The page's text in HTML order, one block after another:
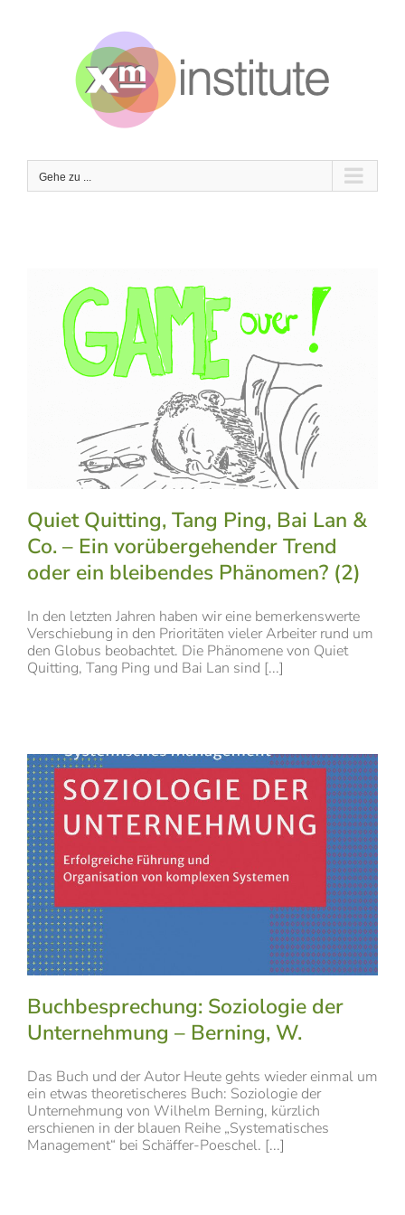
Gehe zu ...
Quiet Quitting, Tang Ping, Bai Lan &
Co. – Ein vorübergehender Trend
oder ein bleibendes Phänomen? (2)
In den letzten Jahren haben wir eine bemerkenswerte
Verschiebung in den Prioritäten vieler Arbeiter rund um
den Globus beobachtet. Die Phänomene von Quiet
Quitting, Tang Ping und Bai Lan sind [...]
Buchbesprechung: Soziologie der
Unternehmung – Berning, W.
Das Buch und der Autor Heute gehts wieder einmal um
ein etwas theoretischeres Buch: Soziologie der
Unternehmung von Wilhelm Berning, kürzlich
erschienen in der blauen Reihe „Systematisches
Management“ bei Schäffer-Poeschel. [...]